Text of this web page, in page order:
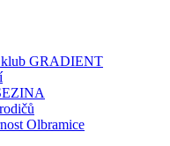
klub GRADIENT
Olbramice